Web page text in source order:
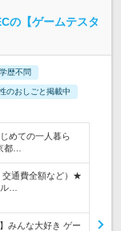
の【ゲームテスタ
学歴不問
のおしごと掲載中
めての一人暮ら
都…
交通費全額など）★
…
みんな大好き ゲー